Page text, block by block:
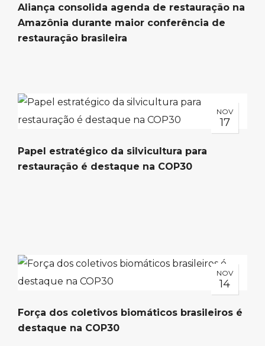
Aliança consolida agenda de restauração na
Amazônia durante maior conferência de
restauração brasileira
NOV
17
Papel estratégico da silvicultura para
restauração é destaque na COP30
NOV
14
Força dos coletivos biomáticos brasileiros é
destaque na COP30